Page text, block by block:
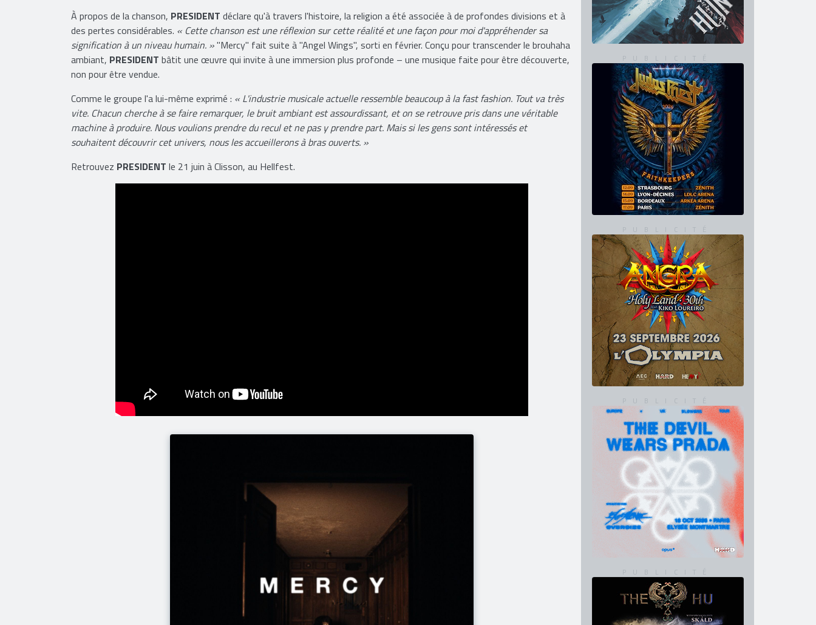
À propos de la chanson, PRESIDENT déclare qu'à travers l'histoire, la religion a été associée à de profondes divisions et à
des pertes considérables. « Cette chanson est une réflexion sur cette réalité et une façon pour moi d'appréhender sa
signification à un niveau humain. »"Mercy" fait suite à "Angel Wings", sorti en février. Conçu pour transcender le brouhaha
ambiant, PRESIDENT bâtit une œuvre qui invite à une immersion plus profonde – une musique faite pour être découverte,
non pour être vendue.
Comme le groupe l'a lui-même exprimé : « L'industrie musicale actuelle ressemble beaucoup à la fast fashion. Tout va très
vite. Chacun cherche à se faire remarquer, le bruit ambiant est assourdissant, et on se retrouve pris dans une véritable
machine à produire. Nous voulions prendre du recul et ne pas y prendre part. Mais si les gens sont intéressés et
souhaitent découvrir cet univers, nous les accueillerons à bras ouverts. »
Retrouvez PRESIDENT le 21 juin à Clisson, au Hellfest.